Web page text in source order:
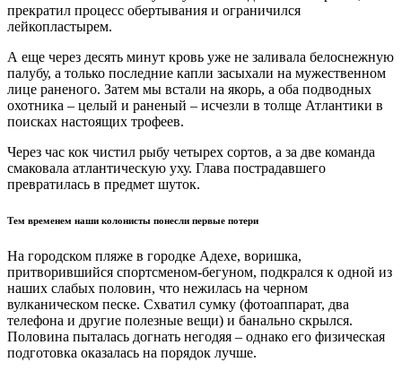
прекратил процесс обертывания и ограничился
лейкопластырем.
А еще через десять минут кровь уже не заливала белоснежную
палубу, а только последние капли засыхали на мужественном
лице раненого. Затем мы встали на якорь, а оба подводных
охотника – целый и раненый – исчезли в толще Атлантики в
поисках настоящих трофеев.
Через час кок чистил рыбу четырех сортов, а за две команда
смаковала атлантическую уху. Глава пострадавшего
превратилась в предмет шуток.
Тем временем наши колонисты понесли первые потери
На городском пляже в городке Адехе, воришка,
притворившийся спортсменом-бегуном, подкрался к одной из
наших слабых половин, что нежилась на черном
вулканическом песке. Схватил сумку (фотоаппарат, два
телефона и другие полезные вещи) и банально скрылся.
Половина пыталась догнать негодяя – однако его физическая
подготовка оказалась на порядок лучше.